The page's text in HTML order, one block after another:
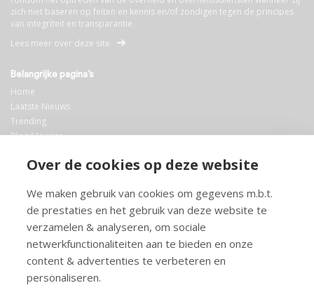
Over de cookies op deze website
We maken gebruik van cookies om gegevens m.b.t.
de prestaties en het gebruik van deze website te
verzamelen & analyseren, om sociale
netwerkfunctionaliteiten aan te bieden en onze
content & advertenties te verbeteren en
personaliseren.
zich niet baseren op feiten en kennis en/of zondigen tegen de principes
van integriteit en transparantie.
Lees meer over deze site
Belangrijke pagina’s
Home
Laatste Nieuws
Trending
Blog Maurice
Bibliotheek
Info en service
FAQ
Doneren
Privacy
Voorwaarden
Meedoen